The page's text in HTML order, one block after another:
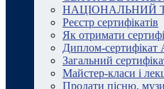
НАЦІОНАЛЬНИЙ
Реєстр сертифікатів
Як отримати
Диплом-сертифікат
Загальний
Майстер-класи і
Продати пісню,